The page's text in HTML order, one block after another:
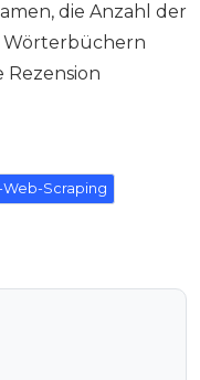
die Anzahl der
Wörterbüchern
Rezension
Web-Scraping